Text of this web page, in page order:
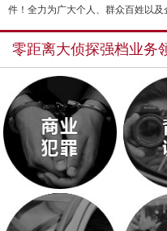
件！全力为广大个人、群众百姓以及
零距离大侦探强档业务